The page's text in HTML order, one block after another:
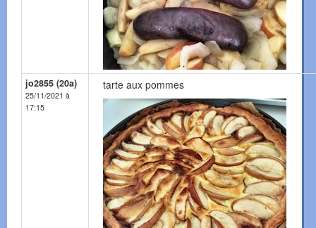
jo2855 (20a)
25/11/2021 à
17:15
tarte aux pommes